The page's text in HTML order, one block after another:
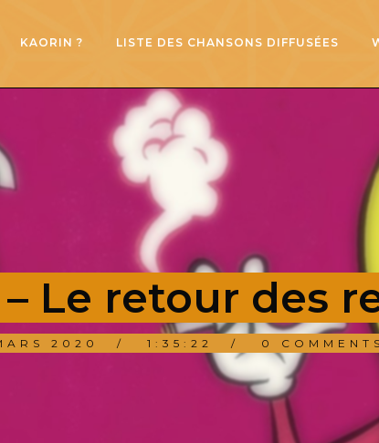
KAORIN ? LISTE DES CHANSONS DIFFUSÉES
Le retour des
2020 1:35:22 0 COMMENTS